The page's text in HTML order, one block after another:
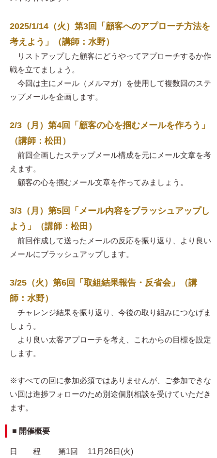
2025/1/14（火）第3回「顧客へのアプローチ方法を
考えよう」（講師：水野）
リストアップした顧客にどうやってアプローチするか作
戦を立てましょう。
今回は主にメール（メルマガ）を使用して複数回のステ
ップメールを企画します。
2/3（月）第4回「顧客の心を掴むメールを作ろう」
（講師：松田）
前回企画したステップメール構成を元にメール文章を考
えます。
顧客の心を掴むメール文章を作ってみましょう。
3/3（月）第5回「メール内容をブラッシュアップし
よう」（講師：松田）
前回作成して送ったメールの反応を振り返り、より良い
メールにブラッシュアップします。
3/25（火）第6回「取組結果報告・反省会」（講
師：水野）
チャレンジ結果を振り返り、今後の取り組みにつなげま
しょう。
より良い太客アプローチを考え、これからの目標を設定
します。
※すべての回に参加必須ではありませんが、ご参加できな
い回は進捗フォローのため別途個別相談を受けていただき
ます。
■ 開催概要
日 程 第1回 11月26日(火)